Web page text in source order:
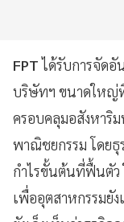
FPTได้รับการจัดอั
บริษัทฯ ขนาดใหญ่
ครอบคลุมอสังหาริ
พาณิชยกรรม โดยธุ
กำไรขั้นต้นที่ฟื้นตั
เพื่ออุตสาหกรรมยัง